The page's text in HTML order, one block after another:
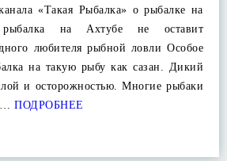
«Такая Рыбалка» о рыбалке на
рыбалка на Ахтубе не оставит
любителя рыбной ловли Особое
на такую рыбу как сазан. Дикий
и осторожностью. Многие рыбаки
ПОДРОБНЕЕ